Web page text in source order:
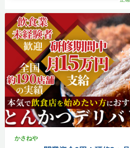
かさねや